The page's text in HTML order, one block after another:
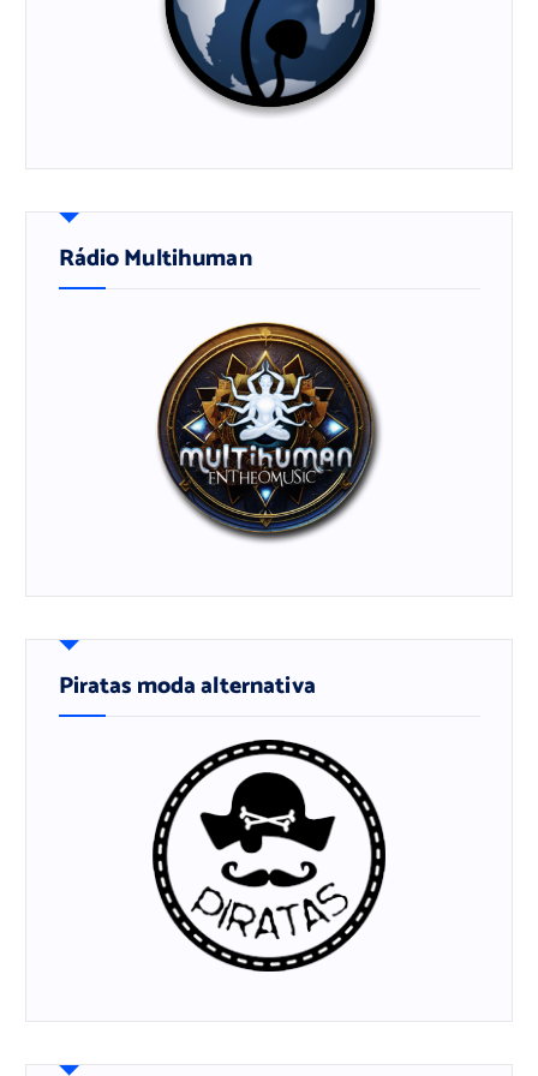
Rádio Multihuman
Piratas moda alternativa